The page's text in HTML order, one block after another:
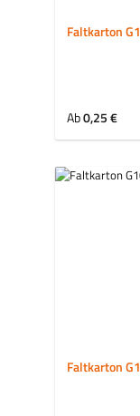
Faltkarton
Regulärer Preis:
Ab0,25 €